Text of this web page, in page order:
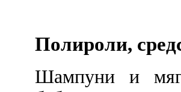
Полироли,
Шампуни и